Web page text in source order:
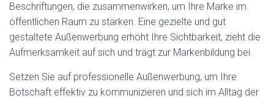
Beschriftungen, die zusammenwirken, um Ihre Marke im
öffentlichen Raum zu stärken. Eine gezielte und gut
gestaltete Außenwerbung erhöht Ihre Sichtbarkeit, zieht die
Aufmerksamkeit auf sich und trägt zur Markenbildung bei.
Setzen Sie auf professionelle Außenwerbung, um Ihre
Botschaft effektiv zu kommunizieren und sich im Alltag der